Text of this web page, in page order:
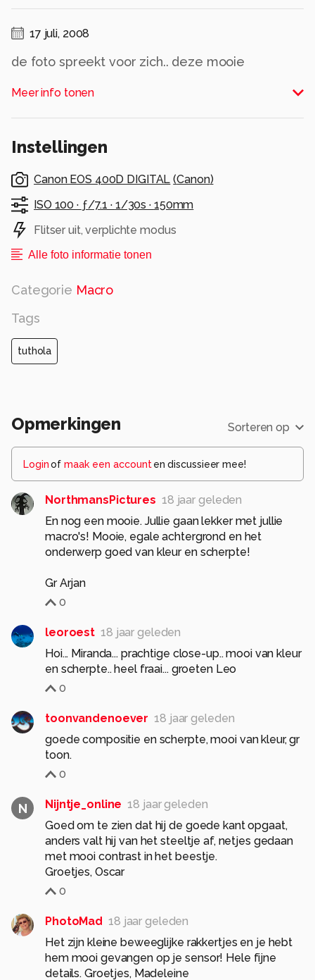
17 juli, 2008
de foto spreekt voor zich.. deze mooie
vond ie wel gezellig geloof ik hahaha..
druk met andere dingen!!
bedankt voor de reacties op mn vorige upload!!
gr Miranda
Alle rechten voorbehouden
Meer info tonen
Instellingen
Canon EOS 400D DIGITAL (Canon)
ISO 100 · ƒ/7.1 · 1/30s · 150mm
Flitser uit, verplichte modus
Alle foto informatie tonen
Categorie Macro
Tags
tuthola
Opmerkingen Sorteren op
Loginof maak een account en discussieer mee!
NorthmansPictures 18 jaar geleden
En nog een mooie. Jullie gaan lekker met jullie
macro's! Mooie, egale achtergrond en het
onderwerp goed van kleur en scherpte!
Gr Arjan
0
leoroest 18 jaar geleden
Hoi... Miranda... prachtige close-up.. mooi van kleur
en scherpte.. heel fraai... groeten Leo
0
toonvandenoever 18 jaar geleden
goede compositie en scherpte, mooi van kleur, gr
toon.
0
N Nijntje_online 18 jaar geleden
Goed om te zien dat hij de goede kant opgaat,
anders valt hij van het steeltje af, netjes gedaan
met mooi contrast in het beestje.
Groetjes, Oscar
0
PhotoMad 18 jaar geleden
Het zijn kleine beweeglijke rakkertjes en je hebt
hem mooi gevangen op je sensor! Hele fijne
details. Groetjes, Madeleine